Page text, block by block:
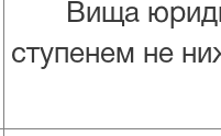
Вища
ступенем не